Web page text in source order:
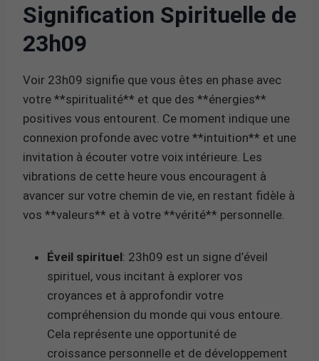
Signification Spirituelle de
23h09
Voir 23h09 signifie que vous êtes en phase avec
votre **spiritualité** et que des **énergies**
positives vous entourent. Ce moment indique une
connexion profonde avec votre **intuition** et une
invitation à écouter votre voix intérieure. Les
vibrations de cette heure vous encouragent à
avancer sur votre chemin de vie, en restant fidèle à
vos **valeurs** et à votre **vérité** personnelle.
Éveil spirituel: 23h09 est un signe d’éveil
spirituel, vous incitant à explorer vos
croyances et à approfondir votre
compréhension du monde qui vous entoure.
Cela représente une opportunité de
croissance personnelle et de développement